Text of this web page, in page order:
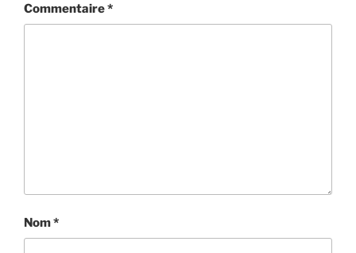
Commentaire*
Nom*